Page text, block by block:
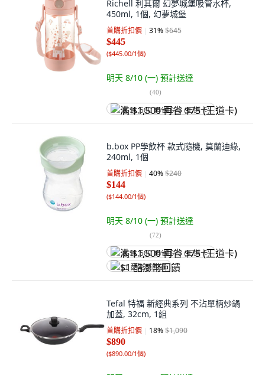
Richell 利其爾 幻夢城堡吸管水杯,
450ml, 1個, 幻夢城堡
首購折扣價 31%$645
$445
($445.00/1個)
明天 8/10 (一) 預計送達
(40)
满 $1,500 再省 $75 (王道卡)
b.box PP學飲杯 款式隨機, 莫蘭迪綠,
240ml, 1個
首購折扣價 40%$240
$144
($144.00/1個)
明天 8/10 (一) 預計送達
(72)
满 $1,500 再省 $75 (王道卡)
$1 酷澎幣回饋
Tefal 特福 新經典系列 不沾單柄炒鍋
加蓋, 32cm, 1組
首購折扣價 18%$1,090
$890
($890.00/1個)